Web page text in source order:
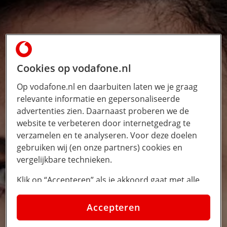
Cookies op vodafone.nl
Op vodafone.nl en daarbuiten laten we je graag
relevante informatie en gepersonaliseerde
advertenties zien. Daarnaast proberen we de
website te verbeteren door internetgedrag te
verzamelen en te analyseren. Voor deze doelen
gebruiken wij (en onze partners) cookies en
vergelijkbare technieken.
Klik op “Accepteren” als je akkoord gaat met alle
cookies. Kies je voor “Nee, liever niet”, dan
plaatsen we alleen strikt noodzakelijke cookies om
de website goed te laten werken. Dat betekent dat
Accepteren